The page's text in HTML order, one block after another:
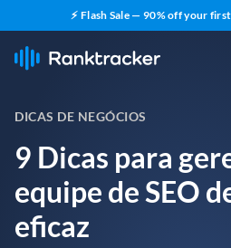
⚡ Flash Sale — 90% off your
DICAS DE NEGÓCIOS
9 Dicas para
equipe de SEO
eficaz